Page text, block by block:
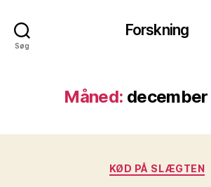
Søg
Forskning
Måned: december
Kategorier
KØD PÅ SLÆGTEN